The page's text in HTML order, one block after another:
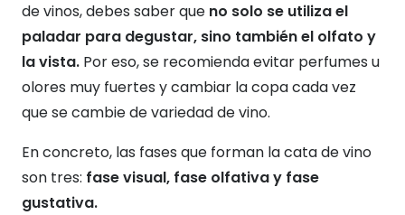
de vinos, debes saber que no solo se utiliza el
paladar para degustar, sino también el olfato y
la vista. Por eso, se recomienda evitar perfumes u
olores muy fuertes y cambiar la copa cada vez
que se cambie de variedad de vino.
En concreto, las fases que forman la cata de vino
son tres: fase visual, fase olfativa y fase
gustativa.